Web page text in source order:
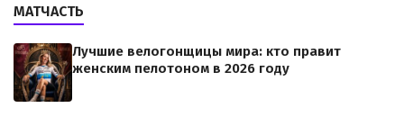
МАТЧАСТЬ
Лучшие велогонщицы мира: кто правит
женским пелотоном в 2026 году